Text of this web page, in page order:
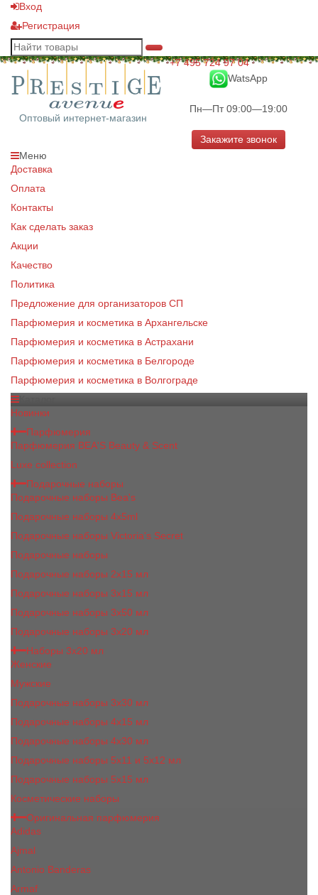
Вход
Регистрация
Оптовый интернет-магазин
+7 495 724 97 04
WatsApp
Пн—Пт 09:00—19:00
Закажите звонок
Меню
Доставка
Оплата
Контакты
Как сделать заказ
Акции
Качество
Политика
Предложение для организаторов СП
Парфюмерия и косметика в Архангельске
Парфюмерия и косметика в Астрахани
Парфюмерия и косметика в Белгороде
Парфюмерия и косметика в Волгограде
Новинки
Парфюмерия
Парфюмерия BEA'S Beauty & Scent
Luxe collection
Подарочные наборы
Подарочные наборы Bea's
Подарочные наборы 4х5ml
Подарочные наборы Victoria's Secret
Подарочные наборы
Подарочные наборы 2x15 мл
Подарочные наборы 3х15 мл
Подарочные наборы 3x50 мл
Подарочные наборы 3x20 мл
Наборы 3х20 мл
Женские
Мужские
Подарочные наборы 3х30 мл
Подарочные наборы 4x15 мл
Подарочные наборы 4x30 мл
Подарочные наборы 5x11 и 5х12 мл
Подарочные наборы 5x15 мл
Косметические наборы
Оригинальная парфюмерия
Adidas
Ajmal
Antonio Banderas
Armaf